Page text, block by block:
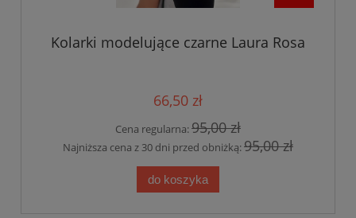
Kolarki modelujące czarne Laura Rosa
66,50 zł
Cena regularna:95,00 zł
Najniższa cena z 30 dni przed obniżką:95,00 zł
do koszyka